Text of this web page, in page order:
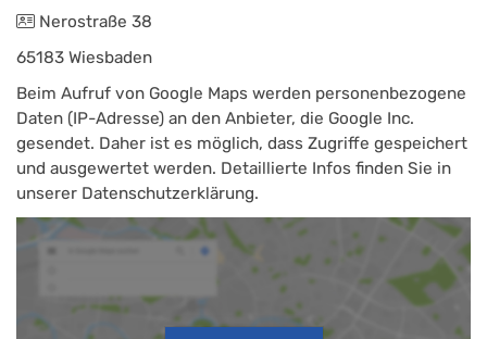
Nerostraße 38
65183 Wiesbaden
Beim Aufruf von Google Maps werden personenbezogene
Daten (IP-Adresse) an den Anbieter, die Google Inc.
gesendet. Daher ist es möglich, dass Zugriffe gespeichert
und ausgewertet werden. Detaillierte Infos finden Sie in
unserer Datenschutzerklärung.